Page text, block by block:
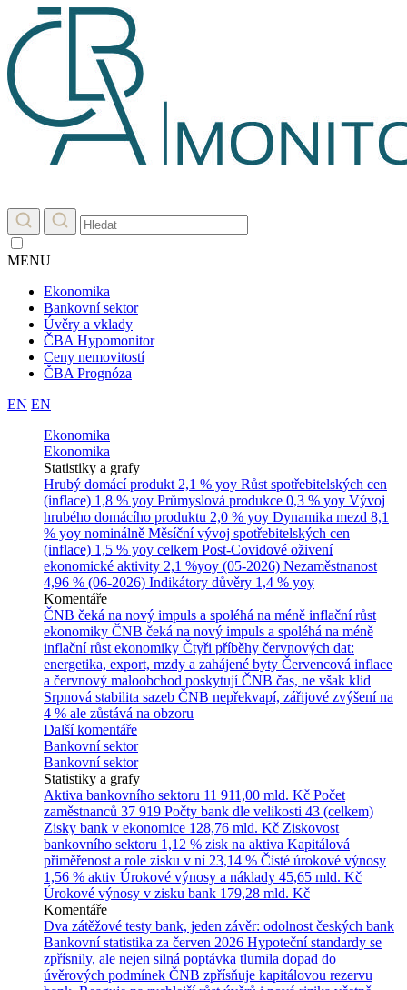
MENU
Ekonomika
Bankovní sektor
Úvěry a vklady
ČBA Hypomonitor
Ceny nemovitostí
ČBA Prognóza
EN EN
Ekonomika
Ekonomika
Statistiky a grafy
Hrubý domácí produkt 2,1 % yoy Růst spotřebitelských cen
(inflace) 1,8 % yoy Průmyslová produkce 0,3 % yoy Vývoj
hrubého domácího produktu 2,0 % yoy Dynamika mezd 8,1
% yoy nominálně Měsíční vývoj spotřebitelských cen
(inflace) 1,5 % yoy celkem Post-Covidové oživení
ekonomické aktivity 2,1 %yoy (05-2026) Nezaměstnanost
4,96 % (06-2026) Indikátory důvěry 1,4 % yoy
Komentáře
ČNB čeká na nový impuls a spoléhá na méně inflační růst
ekonomiky ČNB čeká na nový impuls a spoléhá na méně
inflační růst ekonomiky Čtyři příběhy červnových dat:
energetika, export, mzdy a zahájené byty Červencová inflace
a červnový maloobchod poskytují ČNB čas, ne však klid
Srpnová stabilita sazeb ČNB nepřekvapí, zářijové zvýšení na
4 % ale zůstává na obzoru
Další komentáře
Bankovní sektor
Bankovní sektor
Statistiky a grafy
Aktiva bankovního sektoru 11 911,00 mld. Kč Počet
zaměstnanců 37 919 Počty bank dle velikosti 43 (celkem)
Zisky bank v ekonomice 128,76 mld. Kč Ziskovost
bankovního sektoru 1,12 % zisk na aktiva Kapitálová
přiměřenost a role zisku v ní 23,14 % Čisté úrokové výnosy
1,56 % aktiv Úrokové výnosy a náklady 45,65 mld. Kč
Úrokové výnosy v zisku bank 179,28 mld. Kč
Komentáře
Dva zátěžové testy bank, jeden závěr: odolnost českých bank
Bankovní statistika za červen 2026 Hypoteční standardy se
zpřísnily, ale nejen silná poptávka tlumila dopad do
úvěrových podmínek ČNB zpřísňuje kapitálovou rezervu